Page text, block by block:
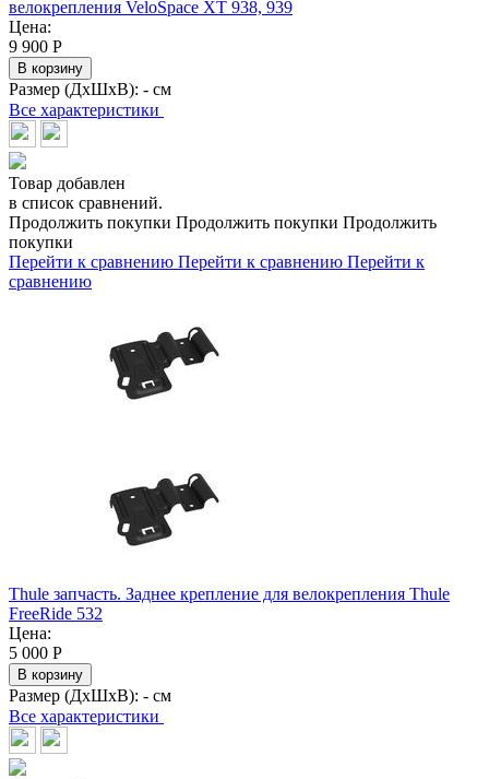
велокрепления VeloSpace XT 938, 939
Цена:
9 900 Р
В корзину
Размер (ДхШхВ): - см
Все характеристики
Товар добавлен
в список сравнений.
Продолжить покупки Продолжить покупки Продолжить
покупки
Перейти к сравнению Перейти к сравнению Перейти к
сравнению
Thule запчасть. Заднее крепление для велокрепления Thule
FreeRide 532
Цена:
5 000 Р
В корзину
Размер (ДхШхВ): - см
Все характеристики